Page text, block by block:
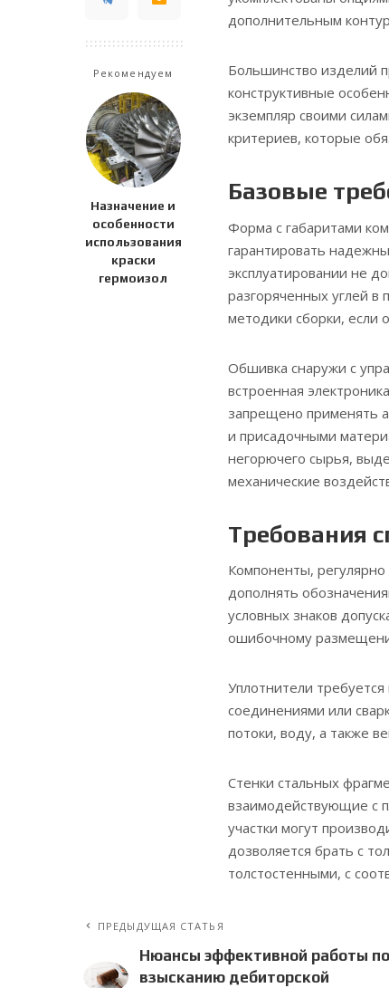
Рекомендуем
Назначение и
особенности
использования
краски
гермоизол
дополнительным
Большинство изделий
конструктивные
экземпляр своими
критериев, которые
Базовые
Форма с габаритами
гарантировать
эксплуатировании не
разгоряченных углей в
методики сборки, если
Обшивка снаружи с
встроенная
запрещено применять
и присадочными
негорючего сырья,
механические
Требования
Компоненты,
дополнять
условных знаков
ошибочному
Уплотнители
соединениями или
потоки, воду, а также
Стенки стальных
взаимодействующие с
участки могут
дозволяется брать с
толстостенными, с
ПРЕДЫДУЩАЯ СТАТЬЯ
Нюансы эффективной работы по
взысканию дебиторской